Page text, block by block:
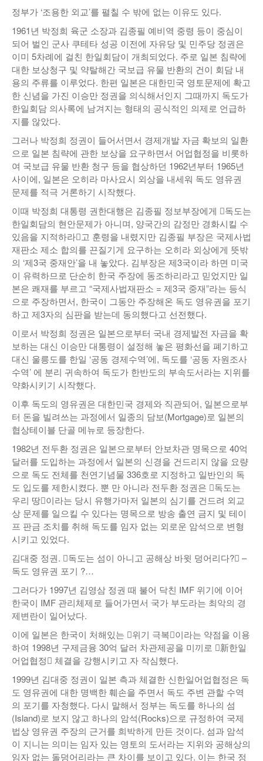
정부가 ‘조용한 외교’를 펼칠 수 밖에 없는 이유도 있다.
1961년 박정희 육군 소장과 김종필 예비역 중령 등이 중심이
되어 벌인 군사 쿠테타 성공 이전에 자유당 및 민주당 정권은
이미 5차례에 걸친 한일회담이 개최되었다. 주로 일본 침략에
대한 보상청구 및 약탈해간 국보급 유물 반환의 건이 회담 내
용의 주류를 이루었다. 한편 일본은 대한민국 영토문제에 확고
한 신념을 가진 이승만 정권을 의식해서인지 그때까지 독도가
한일회담 의사록에 남겨지는 형태의 공식적인 의제로 언급하
지를 않았다.
그러나 박정희 정권이 들어서면서 경제개발 자금 확보의 일환
으로 일본 침략에 관한 보상을 요구하면서 어업협정을 비롯하
여 국보급 유물 반환 청구 등을 협상하던 1962년부터 1965년
사이에, 일본은 오히라 마사요시 외상을 내세워 독도 영유권
문제를 적극 거론하기 시작했다.
이때 박정희 대통령 권한대행은 김종필 정보부장에게 󰡒독도는
한일회담의 현안문제가 아니며, 양국간의 감정만 경화시킬 수
있음을 지적하라󰡓고 훈령을 내렸지만 김종필 부장은 국제사법
재판소 제소 합의를 끈질기게 요구하는 오히라 외상에게 뜻밖
의 ‘제3국 중재안’을 내 놓았다. 김부장은 제3국이라 하면 미국
이 유력하므로 단순히 한국 주장에 동조하리라고 믿었지만 일
본은 쾌재를 부르고 “국제사법재판소 = 제3국 중재”라는 등식
으로 주장하면서, 한국이 그동안 주장해온 독도 영유권을 포기
하고 제3자의 심판을 받는데 동의했다고 선전했다.
이로서 박정희 정권은 일본으로부터 국내 경제발전 자금을 확
보하는 대신 이승만 대통령이 설정해 놓은 평화선을 폐기하고
대신 울릉도를 한일 ‘공동 경제수역’에, 독도를 ‘공동 자원조사
수역’ 에 분리 귀속하여 독도가 한반도의 부속도서라는 지위를
약화시키기 시작했다.
이후 독도의 영유권은 대한민국 경제와 직관되어, 일본으로부
터 돈을 빌려쓰는 과정에서 일종의 담보(Mortgage)로 일본의
협상테이블 단골 메뉴로 등장한다.
1982년 전두환 정권은 일본으로부터 안보차관 명목으로 40억
달러를 도입하는 과정에서 일본의 신경을 건드리지 않을 요량
으로 독도 전체를 천연기념물 336호로 지정하고 일반인의 독
도 입도를 제한시켰다. 뿐 만 아니라 전두환 정권은 󰡐독도는
우리 땅󰡑이라는 당시 유행가마저 일본의 심기를 건드려 외교
상 문제를 일으킬 수 있다는 명목으로 방송 출연 금지 및 테이
프 판금 조치를 취해 독도를 임자 없는 외로운 암석으로 변형
시키고 있었다.
김대중 정권. 󰡒독도는 섬이 아니고 공해상 바윗 덩어리다?󰡓 –
독도 영유권 포기 ?…
그러다가 1997년 김영삼 정권 때 불어 닥친 IMF 위기에 이어
한국이 IMF 관리체제로 들어가면서 국가 부도라는 최악의 경
제변란이 일어났다.
이에 일본은 한국이 처해있는 󰡐위기 극복󰡑이라는 약점을 이용
하여 1998년 구제금융 30억 달러 차관제공을 미끼로 󰡐新한일
어업협정󰡑 체결을 강행시키고 자 작심했다.
1999년 김대중 정권이 일본 측과 체결한 신한일어업협정은 독
도 영유권에 대한 명백한 훼손을 주면서 독도 주변 관할 수역
의 포기를 자청했다. 다시 말해서 정부는 독도를 하나의 섬
(Island)로 보지 않고 하나의 암석(Rocks)으로 규정하여 국제
법상 영유권 주장의 근거를 희박하게 만든 것이다. 섬과 암석
이 지니는 의미는 임자 있는 영토의 도서라는 지위와 공해상의
임자 없는 돌덩어리라는 큰 차이를 보이고 있다. 이는 한국 정